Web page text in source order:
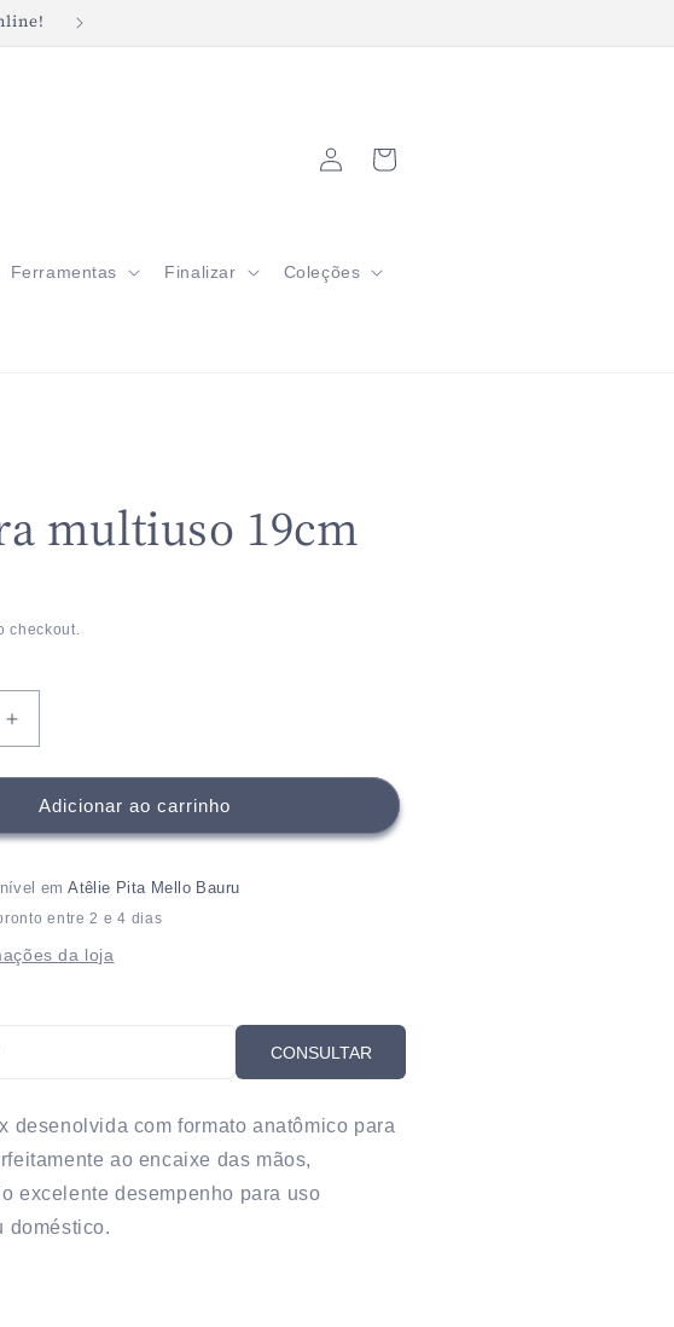
Frete grátis em pedidos a partir de R$200
Ferramentas Finalizar Coleções
login
Carrinho
multiuso 19cm
checkout.
Aumentar
a
quantidade
Tesoura
19cm
Adicionar ao carrinho
emAtêlie Pita Mello Bauru
entre 2 e 4 dias
da loja
CONSULTAR
desenolvida com formato anatômico para
ao encaixe das mãos,
excelente desempenho para uso
doméstico.